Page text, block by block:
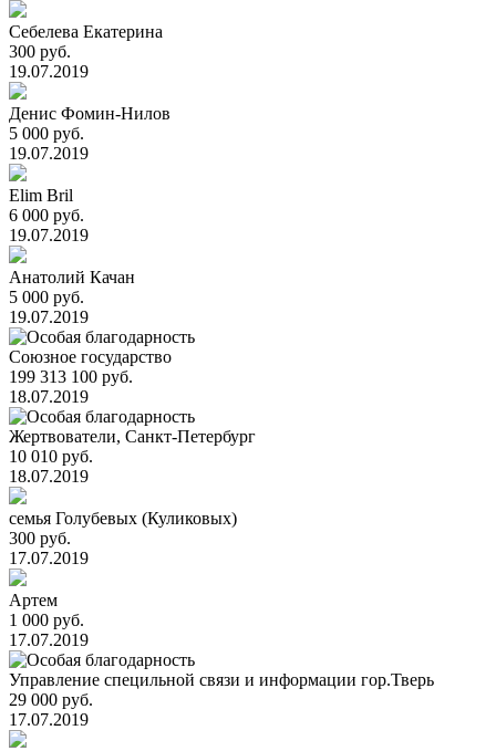
Себелева Екатерина
300 руб.
19.07.2019
Денис Фомин-Нилов
5 000 руб.
19.07.2019
Elim Bril
6 000 руб.
19.07.2019
Анатолий Качан
5 000 руб.
19.07.2019
Союзное государство
199 313 100 руб.
18.07.2019
Жертвователи, Санкт-Петербург
10 010 руб.
18.07.2019
семья Голубевых (Куликовых)
300 руб.
17.07.2019
Артем
1 000 руб.
17.07.2019
Управление специльной связи и информации гор.Тверь
29 000 руб.
17.07.2019